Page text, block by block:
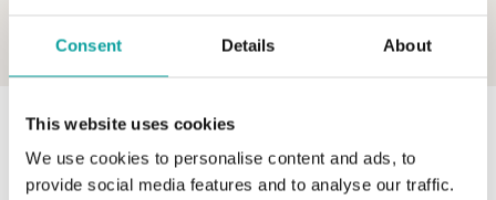
Consent Details About
This website uses cookies
We use cookies to personalise content and ads, to
provide social media features and to analyse our traffic.
0 z 0 produktov
V katalógu nie sú žiadne produkty.